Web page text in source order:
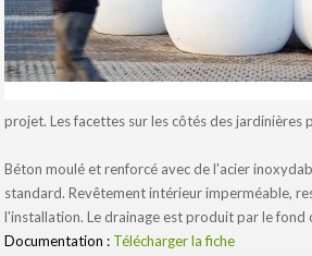
projet. Les facettes sur les côtés des
Béton moulé et renforcé avec de l'acier
standard. Revêtement intérieur imperméable,
l'installation. Le drainage est produit par le
Documentation : Télécharger la fiche